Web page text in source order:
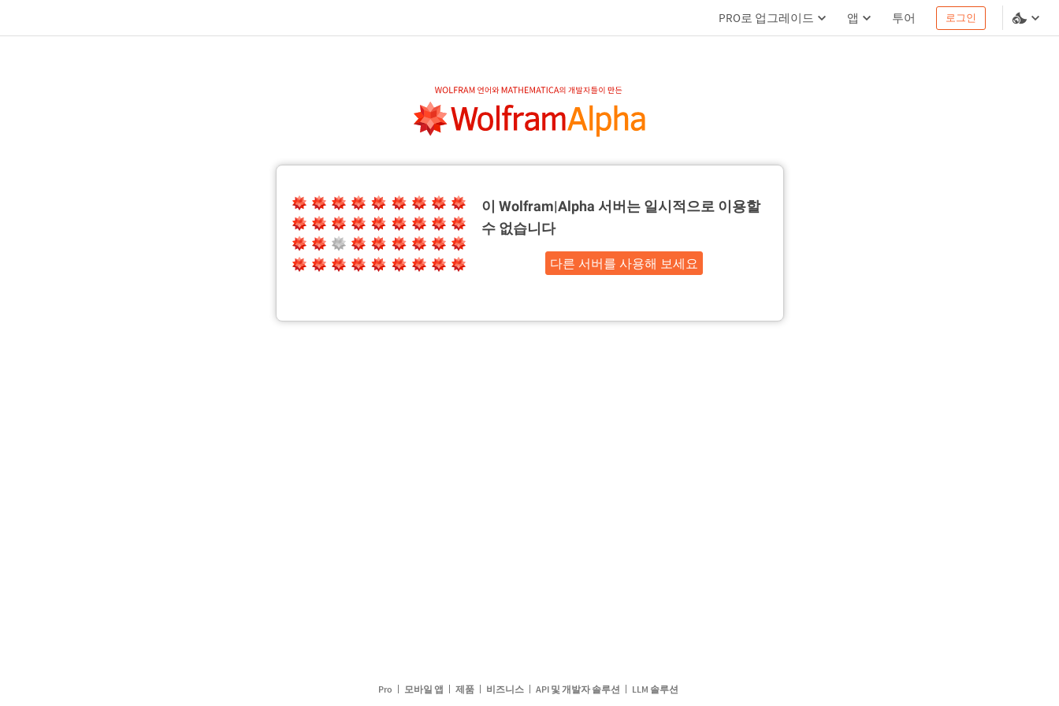
PRO로 업그레이드 앱 투어 로그인
이 Wolfram|Alpha 서버는 일시적으로 이용할
수 없습니다
다른 서버를 사용해 보세요
Pro 모바일 앱 제품 비즈니스 API 및 개발자 솔루션 LLM 솔루션